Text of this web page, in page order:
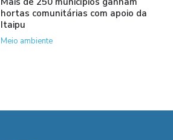
hortas comunitárias com apoio da
Itaipu
Meio ambiente